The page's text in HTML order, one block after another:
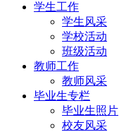
学生工作
学生风采
学校活动
班级活动
教师工作
教师风采
毕业生专栏
毕业生照片
校友风采